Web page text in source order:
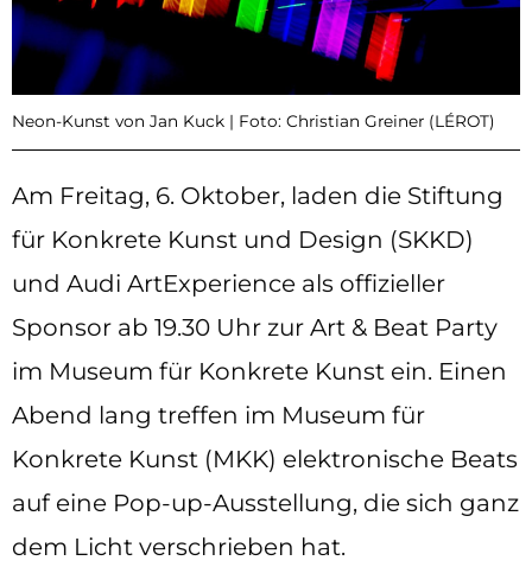
Neon-Kunst von Jan Kuck | Foto: Christian Greiner (LÉROT)
Am Freitag, 6. Oktober, laden die Stiftung
für Konkrete Kunst und Design (SKKD)
und Audi ArtExperience als offizieller
Sponsor ab 19.30 Uhr zur Art & Beat Party
im Museum für Konkrete Kunst ein. Einen
Abend lang treffen im Museum für
Konkrete Kunst (MKK) elektronische Beats
auf eine Pop-up-Ausstellung, die sich ganz
dem Licht verschrieben hat.